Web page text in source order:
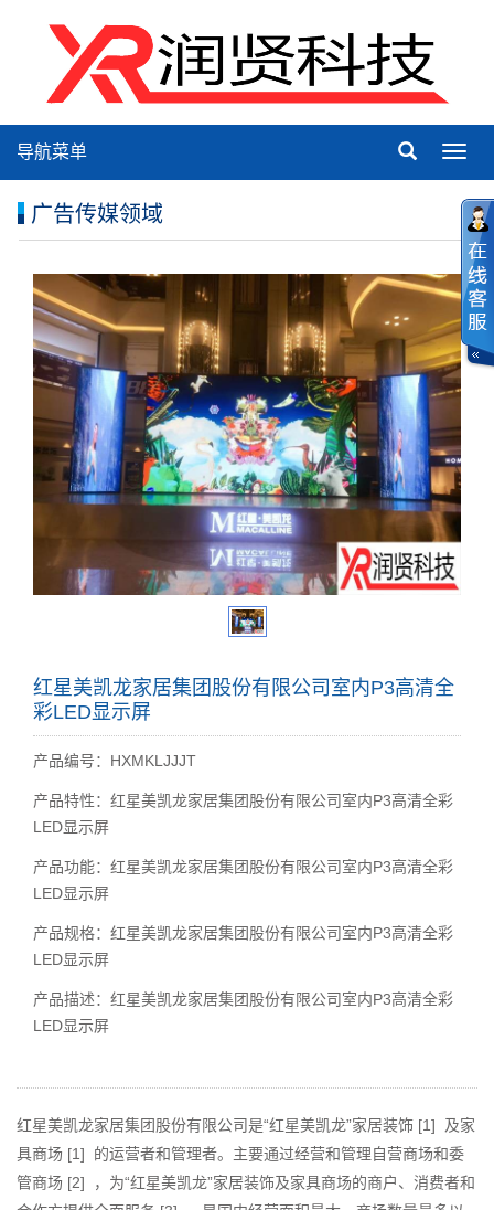
导航菜单
广告传媒领域
红星美凯龙家居集团股份有限公司室内P3高清全
彩LED显示屏
产品编号：HXMKLJJJT
产品特性：红星美凯龙家居集团股份有限公司室内P3高清全彩
LED显示屏
产品功能：红星美凯龙家居集团股份有限公司室内P3高清全彩
LED显示屏
产品规格：红星美凯龙家居集团股份有限公司室内P3高清全彩
LED显示屏
产品描述：红星美凯龙家居集团股份有限公司室内P3高清全彩
LED显示屏
红星美凯龙家居集团股份有限公司是“红星美凯龙”家居装饰 [1] 及家
具商场 [1] 的运营者和管理者。主要通过经营和管理自营商场和委
管商场 [2] ，为“红星美凯龙”家居装饰及家具商场的商户、消费者和